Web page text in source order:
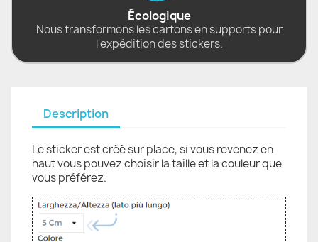
Écologique
Nous transformons les cartons en supports pour
l'expédition des stickers.
Description
Le sticker est créé sur place, si vous revenez en
haut vous pouvez choisir la taille et la couleur que
vous préférez.